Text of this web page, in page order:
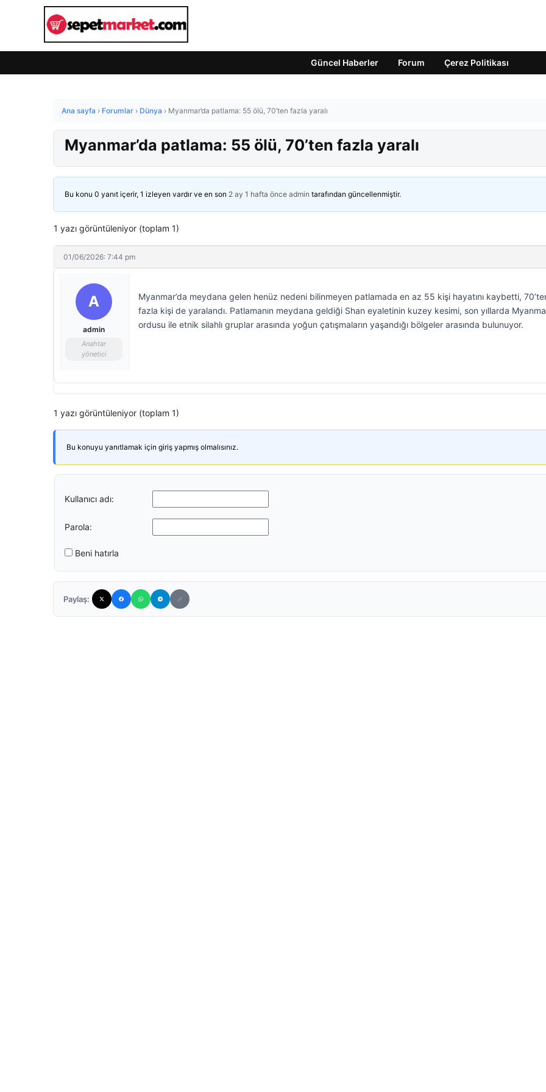
Güncel Haberler Forum Çerez Politikası
Ana sayfa › Forumlar › Dünya › Myanmar’da patlama: 55 ölü, 70’ten fazla yaralı
Myanmar’da patlama: 55 ölü, 70’ten fazla yaralı
Bu konu 0 yanıt içerir, 1 izleyen vardır ve en son 2 ay 1 hafta önce admin tarafından güncellenmiştir.
1 yazı görüntüleniyor (toplam 1)
01/06/2026: 7:44 pm
A
admin
Anahtar
yönetici
Myanmar’da meydana gelen henüz nedeni bilinmeyen patlamada en az 55 kişi hayatını kaybetti,
fazla kişi de yaralandı. Patlamanın meydana geldiği Shan eyaletinin kuzey kesimi, son yıllarda
ordusu ile etnik silahlı gruplar arasında yoğun çatışmaların yaşandığı bölgeler arasında bulunuyor.
1 yazı görüntüleniyor (toplam 1)
Bu konuyu yanıtlamak için giriş yapmış olmalısınız.
Kullanıcı adı:
Parola:
Beni hatırla
Paylaş: